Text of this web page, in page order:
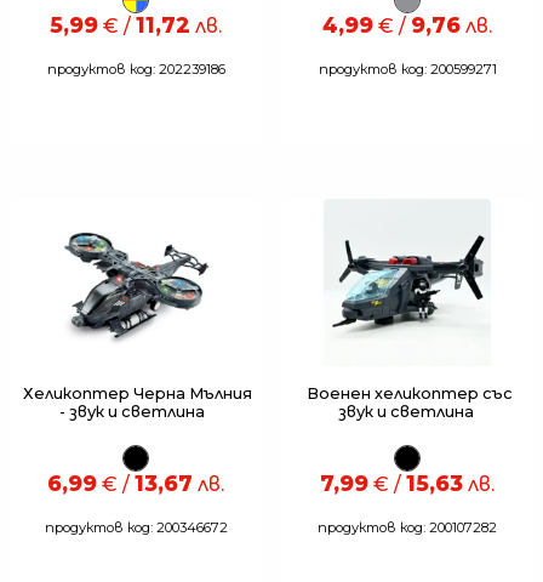
5,99 € / 11,72 лв.
продуктов код: 202239186
4,99 € / 9,76 лв.
продуктов код: 200599271
Хеликоптер Черна Мълния
- звук и светлина
6,99 € / 13,67 лв.
продуктов код: 200346672
Военен хеликоптер със
звук и светлина
7,99 € / 15,63 лв.
продуктов код: 200107282